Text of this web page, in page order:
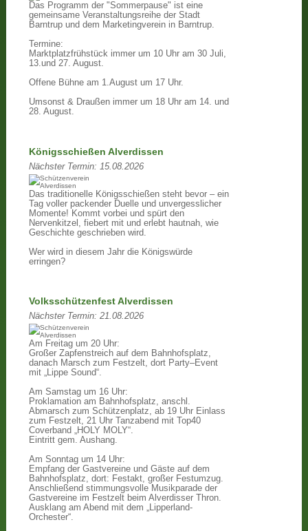
Das Programm der "Sommerpause" ist eine
gemeinsame Veranstaltungsreihe der Stadt
Barntrup und dem Marketingverein in Barntrup.
Termine:
Marktplatzfrühstück immer um 10 Uhr am 30 Juli,
13.und 27. August.
Offene Bühne am 1.August um 17 Uhr.
Umsonst & Draußen immer um 18 Uhr am 14. und
28. August.
Königsschießen Alverdissen
Nächster Termin: 15.08.2026
Das traditionelle Königsschießen steht bevor – ein
Tag voller packender Duelle und unvergesslicher
Momente! Kommt vorbei und spürt den
Nervenkitzel, fiebert mit und erlebt hautnah, wie
Geschichte geschrieben wird.
Wer wird in diesem Jahr die Königswürde
erringen?
Volksschützenfest Alverdissen
Nächster Termin: 21.08.2026
Am Freitag um 20 Uhr:
Großer Zapfenstreich auf dem Bahnhofsplatz,
danach Marsch zum Festzelt, dort Party–Event
mit „Lippe Sound“.
Am Samstag um 16 Uhr:
Proklamation am Bahnhofsplatz, anschl.
Abmarsch zum Schützenplatz, ab 19 Uhr Einlass
zum Festzelt, 21 Uhr Tanzabend mit Top40
Coverband „HOLY MOLY“.
Eintritt gem. Aushang.
Am Sonntag um 14 Uhr:
Empfang der Gastvereine und Gäste auf dem
Bahnhofsplatz, dort: Festakt, großer Festumzug.
Anschließend stimmungsvolle Musikparade der
Gastvereine im Festzelt beim Alverdisser Thron.
Ausklang am Abend mit dem „Lipperland-
Orchester“.